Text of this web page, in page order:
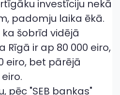
investīciju nekā
padomju laika ēkā.
šobrīd vidējā
Rīgā ir ap 80 000 eiro,
eiro, bet pārējā
pēc "SEB bankas"